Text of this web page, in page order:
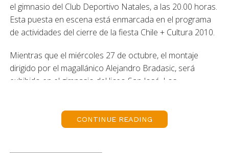
el gimnasio del Club Deportivo Natales, a las 20.00 horas.
Esta puesta en escena está enmarcada en el programa
de actividades del cierre de la fiesta Chile + Cultura 2010.
Mientras que el miércoles 27 de octubre, el montaje
dirigido por el magallánico Alejandro Bradasic, será
exhibido en el gimnasio del liceo San José. Los
Chiloé con Monseñor Fagnano.
CONTINUE READING